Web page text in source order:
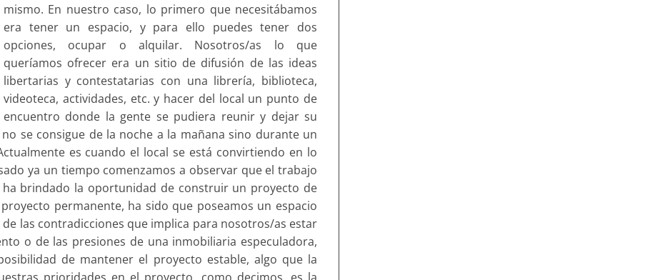
mismo. En nuestro caso, lo primero que necesitábamos
era tener un espacio, y para ello puedes tener dos
opciones, ocupar o alquilar. Nosotros/as lo que
queríamos ofrecer era un sitio de difusión de las ideas
libertarias y contestatarias con una librería, biblioteca,
videoteca, actividades, etc. y hacer del local un punto de
encuentro donde la gente se pudiera reunir y dejar su
se consigue de la noche a la mañana sino durante un
es cuando el local se está convirtiendo en lo
ya un tiempo comenzamos a observar que el trabajo
brindado la oportunidad de construir un proyecto de
permanente, ha sido que poseamos un espacio
las contradicciones que implica para nosotros/as estar
o de las presiones de una inmobiliaria especuladora,
de mantener el proyecto estable, algo que la